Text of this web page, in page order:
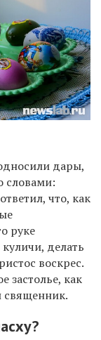
дары,
словами:
что, как
руке
делать
воскрес.
застолье, как
священник.